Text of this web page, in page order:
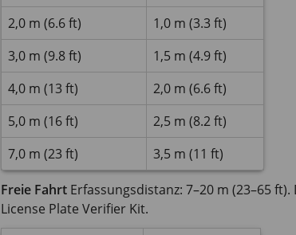
2,0 m (6.6 ft)
1,0 m (3.3 ft)
3,0 m (9.8 ft)
1,5 m (4.9 ft)
4,0 m (13 ft)
2,0 m (6.6 ft)
5,0 m (16 ft)
2,5 m (8.2 ft)
7,0 m (23 ft)
3,5 m (11 ft)
Freie Fahrt Erfassungsdistanz: 7–20 m (23–65
License Plate Verifier Kit.